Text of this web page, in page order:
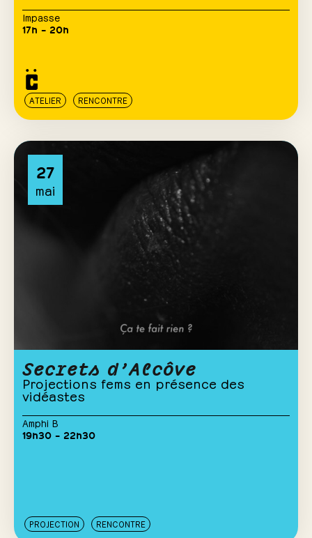
Impasse
17h – 20h
ATELIER RENCONTRE
27
mai
Secrets d’Alcôve
Projections fems en présence des
vidéastes
Amphi B
19h30 – 22h30
PROJECTION RENCONTRE